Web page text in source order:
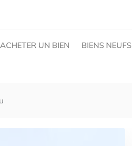
ACHETER UN BIEN BIENS NEUFS